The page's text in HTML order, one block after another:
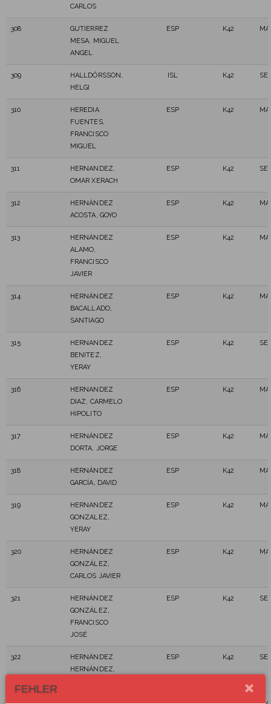
CARLOS
308
GUTIERREZ
MESA, MIGUEL
ANGEL
ESP K42
309
HALLDÓRSSON,
HELGI
ISL K42
310
HEREDIA
FUENTES,
FRANCISCO
MIGUEL
ESP K42
311
HERNANDEZ,
OMAR XERACH
ESP K42
312
HERNÁNDEZ
ACOSTA, GOYO
ESP K42
313
HERNÁNDEZ
ALAMO,
FRANCISCO
JAVIER
ESP K42
314
HERNÁNDEZ
BACALLADO,
SANTIAGO
ESP K42
315
HERNANDEZ
BENITEZ,
YERAY
ESP K42
316
HERNANDEZ
DIAZ, CARMELO
HIPOLITO
ESP K42
317
HERNÁNDEZ
DORTA, JORGE
ESP K42
318
HERNÁNDEZ
GARCÍA, DAVID
ESP K42
319
HERNANDEZ
GONZALEZ,
YERAY
ESP K42
320
HERNÁNDEZ
GONZÁLEZ,
CARLOS JAVIER
ESP K42
321
HERNÁNDEZ
GONZÁLEZ,
FRANCISCO
JOSÉ
ESP K42
322
HERNÁNDEZ
HERNÁNDEZ,
ESP K42
FEHLER